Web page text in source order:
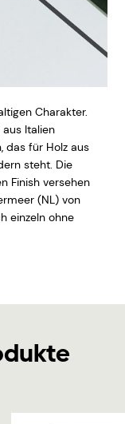
Charakter.
Italien
das für Holz aus
steht. Die
Finish versehen
(NL) von
einzeln ohne